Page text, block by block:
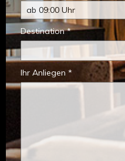
Destination *
Ihr Anliegen *